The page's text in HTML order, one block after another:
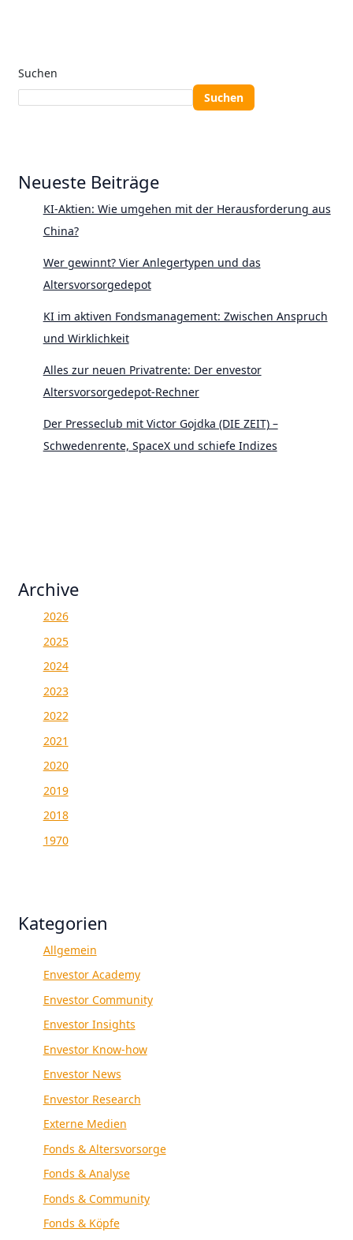
Suchen
Suchen
Neueste Beiträge
KI-Aktien: Wie umgehen mit der Herausforderung aus
China?
Wer gewinnt? Vier Anlegertypen und das
Altersvorsorgedepot
KI im aktiven Fondsmanagement: Zwischen Anspruch
und Wirklichkeit
Alles zur neuen Privatrente: Der envestor
Altersvorsorgedepot-Rechner
Der Presseclub mit Victor Gojdka (DIE ZEIT) –
Schwedenrente, SpaceX und schiefe Indizes
Archive
2026
2025
2024
2023
2022
2021
2020
2019
2018
1970
Kategorien
Allgemein
Envestor Academy
Envestor Community
Envestor Insights
Envestor Know-how
Envestor News
Envestor Research
Externe Medien
Fonds & Altersvorsorge
Fonds & Analyse
Fonds & Community
Fonds & Köpfe